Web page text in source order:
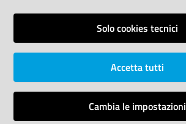
Vai alla pagina
Area riservata
Dichiarazione di accessibilità
Solo cookies tecnici
Accetta tutti
Cambia le impostazioni